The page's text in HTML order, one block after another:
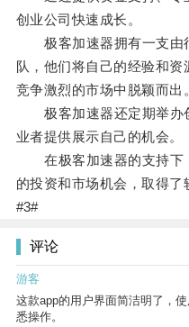
创业公司快速成长。
极客加速器拥有一支由
队，他们将自己的经验和
竞争激烈的市场中脱颖而出。
极客加速器还定期举办
业者提供展示自己的机会。
在极客加速器的支持下
的投资和市场机会，取得了
#3#
评论
游客
这款app的用户界面简洁明了，
悉操作。